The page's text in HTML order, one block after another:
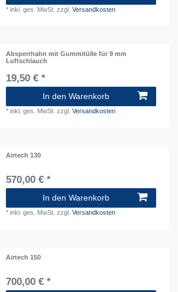
*inkl. ges. MwSt. zzgl.Versandkosten
Absperrhahn mit Gummitülle für 9 mm
Luftschlauch
19,50 € *
In den Warenkorb
*inkl. ges. MwSt. zzgl.Versandkosten
Airtech 130
570,00 € *
In den Warenkorb
*inkl. ges. MwSt. zzgl.Versandkosten
Airtech 150
700,00 € *